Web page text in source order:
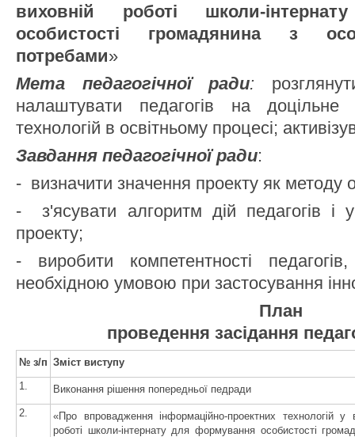
виховній роботі школи-
особистості громадянина з
потребами»
Мета педагогічної ради:
налаштувати педагогів на доцільне
технологій в освітньому процесі;
Завдання педагогічної ради:
- визначити значення проекту як методу
- з'ясувати алгоритм дій педагогів і
проекту;
- виробити компетентності
необхідною умовою при застосування
План
проведення засідання
№ з/п Зміст виступу
1.
Виконання рішення попередньої педради
2.
«Про впровадження інформаційно-проектних технологій у
роботі школи-інтернату для формування особистості